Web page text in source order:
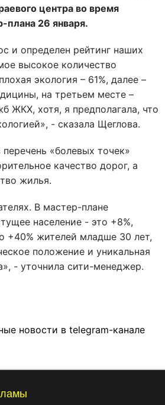
центра во время
плана 26 января.
и определен рейтинг наших
высокое количество
экология – 61%, далее –
на третьем месте –
ЖКХ, хотя, я предполагала, что
- сказала Щеглова.
«болевых точек»
качество дорог, а
жилья.
В мастер-плане
население - это +8%,
+40% жителей младше 30 лет,
положение и уникальная
- уточнила сити-менеджер.
новости в telegram-канале